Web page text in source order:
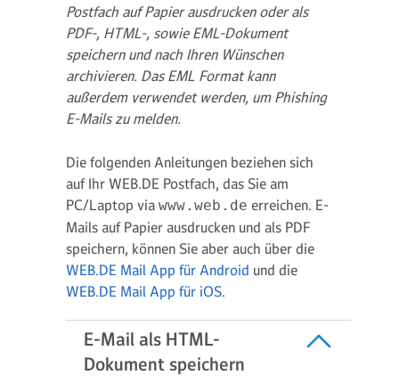
Postfach auf Papier ausdrucken oder als
PDF-, HTML-, sowie EML-Dokument
speichern und nach Ihren Wünschen
archivieren. Das EML Format kann
außerdem verwendet werden, um Phishing
E-Mails zu melden.
Die folgenden Anleitungen beziehen sich
auf Ihr WEB.DE Postfach, das Sie am
PC/Laptop via www.web.de erreichen. E-
Mails auf Papier ausdrucken und als PDF
speichern, können Sie aber auch über die
WEB.DE Mail App für Android und die
WEB.DE Mail App für iOS.
E-Mail als HTML-
Dokument speichern